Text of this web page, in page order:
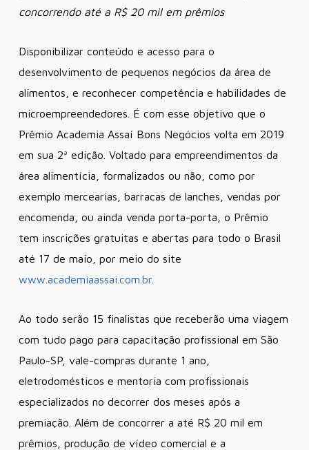
concorrendo até a R$ 20 mil em prêmios
Disponibilizar conteúdo e acesso para o
desenvolvimento de pequenos negócios da área de
alimentos, e reconhecer competência e habilidades de
microempreendedores. É com esse objetivo que o
Prêmio Academia Assaí Bons Negócios volta em 2019
em sua 2ª edição. Voltado para empreendimentos da
área alimentícia, formalizados ou não, como por
exemplo mercearias, barracas de lanches, vendas por
encomenda, ou ainda venda porta-porta, o Prêmio
tem inscrições gratuitas e abertas para todo o Brasil
até 17 de maio, por meio do site
www.academiaassai.com.br.
Ao todo serão 15 finalistas que receberão uma viagem
com tudo pago para capacitação profissional em São
Paulo-SP, vale-compras durante 1 ano,
eletrodomésticos e mentoria com profissionais
especializados no decorrer dos meses após a
premiação. Além de concorrer a até R$ 20 mil em
prêmios, produção de vídeo comercial e a